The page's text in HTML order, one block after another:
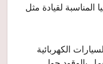
المناسبة لقيادة مثل
الكهربائية